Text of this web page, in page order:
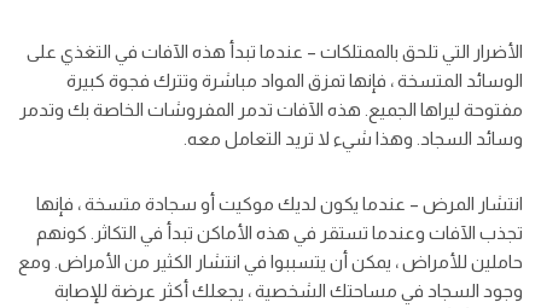
الأضرار التي تلحق بالممتلكات – عندما تبدأ هذه الآفات في التغذي على
الوسائد المتسخة ، فإنها تمزق المواد مباشرة وتترك فجوة كبيرة
مفتوحة ليراها الجميع. هذه الآفات تدمر المفروشات الخاصة بك وتدمر
وسائد السجاد. وهذا شيء لا تريد التعامل معه.
انتشار المرض – عندما يكون لديك موكيت أو سجادة متسخة ، فإنها
تجذب الآفات وعندما تستقر في هذه الأماكن تبدأ في التكاثر. كونهم
حاملين للأمراض ، يمكن أن يتسببوا في انتشار الكثير من الأمراض. ومع
وجود السجاد في مساحتك الشخصية ، يجعلك أكثر عرضة للإصابة